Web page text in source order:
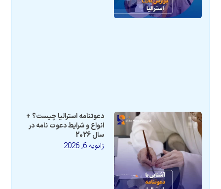
دعوتنامه استرالیا چیست؟ +
انواع و شرایط دعوت نامه در
سال 2026
ژانویه 6, 2026